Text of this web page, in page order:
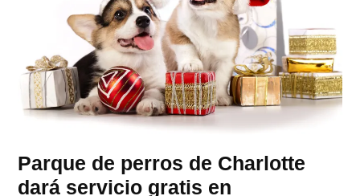
Parque de perros de Charlotte
dará servicio gratis en